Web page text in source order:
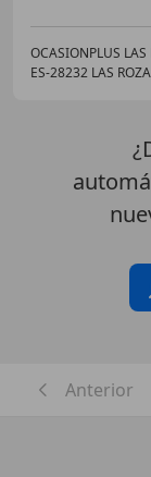
OCASIONPLUS LAS
ES-28232 LAS
Anterior